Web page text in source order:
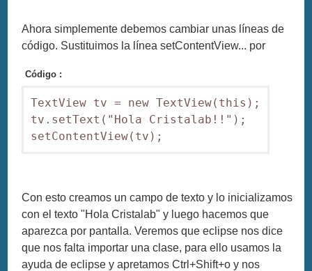
Ahora simplemente debemos cambiar unas líneas de
código. Sustituimos la línea setContentView... por
Código :
TextView tv = new TextView(this);
tv.setText("Hola Cristalab!!");
setContentView(tv);
Con esto creamos un campo de texto y lo inicializamos
con el texto "Hola Cristalab" y luego hacemos que
aparezca por pantalla. Veremos que eclipse nos dice
que nos falta importar una clase, para ello usamos la
ayuda de eclipse y apretamos Ctrl+Shift+o y nos